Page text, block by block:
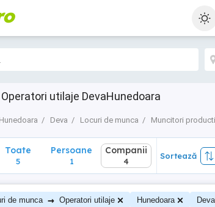
utilaje DevaHunedoara
Hunedoara Deva Locuri de munca Muncitori
5
Toate
5
Persoane
1
Companii
4
Sortează
de munca → Operatori utilaje Hunedoara Deva